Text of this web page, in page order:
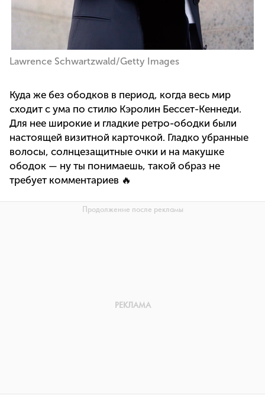
Lawrence Schwartzwald/Getty Images
Куда же без ободков в период, когда весь мир
сходит с ума по стилю Кэролин Бессет-Кеннеди.
Для нее широкие и гладкие ретро-ободки были
настоящей визитной карточкой. Гладко убранные
волосы, солнцезащитные очки и на макушке
ободок — ну ты понимаешь, такой образ не
требует комментариев 🔥